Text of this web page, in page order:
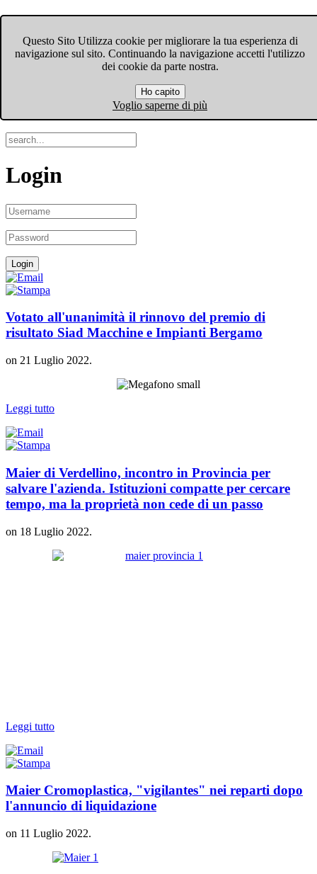
Questo Sito Utilizza cookie per migliorare la tua esperienza di
navigazione sul sito. Continuando la navigazione accetti l'utilizzo
dei cookie da parte nostra.
Ho capito
Voglio saperne di più
Menu
Login
Votato all'unanimità il rinnovo del premio di
risultato Siad Macchine e Impianti Bergamo
on 21 Luglio 2022.
Leggi tutto
Maier di Verdellino, incontro in Provincia per
salvare l'azienda. Istituzioni compatte per cercare
tempo, ma la proprietà non cede di un passo
on 18 Luglio 2022.
Leggi tutto
Maier Cromoplastica, "vigilantes" nei reparti dopo
l'annuncio di liquidazione
on 11 Luglio 2022.